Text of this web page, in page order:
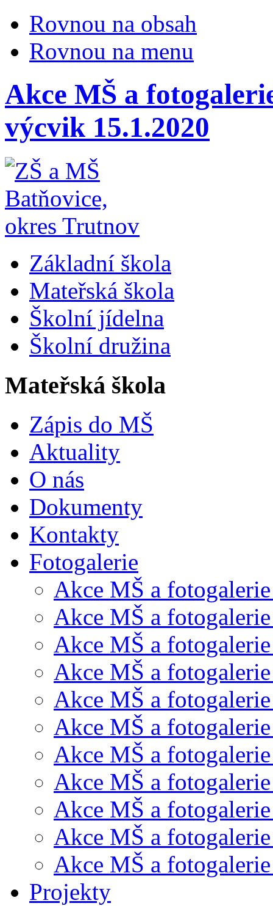
Rovnou na obsah
Rovnou na menu
Akce MŠ a
výcvik 15.1.2020
Základní škola
Mateřská škola
Školní jídelna
Školní družina
Mateřská škola
Zápis do MŠ
Aktuality
O nás
Dokumenty
Kontakty
Fotogalerie
Akce MŠ a
Akce MŠ a
Akce MŠ a
Akce MŠ a
Akce MŠ a
Akce MŠ a
Akce MŠ a
Akce MŠ a
Akce MŠ a
Akce MŠ a
Akce MŠ a
Projekty